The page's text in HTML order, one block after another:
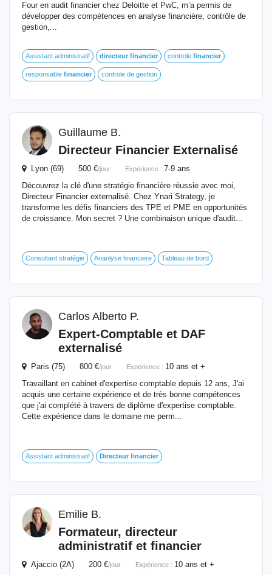
Four en audit financier chez Deloitte et PwC, m’a permis de
développer des compétences en analyse financière, contrôle de
gestion,...
Assistant administratif directeur financier controle financier
responsable financier controle de gestion
Guillaume B.
Directeur Financier Externalisé
Lyon (69) 500 €/jour Expérience : 7-9 ans
Découvrez la clé d'une stratégie financière réussie avec moi,
Directeur Financier externalisé. Chez Ynari Strategy, je
transforme les défis financiers des TPE et PME en opportunités
de croissance. Mon secret ? Une combinaison unique d'audit...
Consultant stratégie Ananlyse financiere Tableau de bord
Carlos Alberto P.
Expert-Comptable et DAF
externalisé
Paris (75) 800 €/jour Expérience : 10 ans et +
Travaillant en cabinet d'expertise comptable depuis 12 ans, J'ai
acquis une certaine expérience et de très bonne compétences
que j'ai complété à travers de diplôme d'expertise comptable.
Cette expérience dans le domaine me perm...
Assistant administratif Directeur financier
Emilie B.
Formateur, directeur
administratif et financier
Ajaccio (2A) 200 €/jour Expérience : 10 ans et +